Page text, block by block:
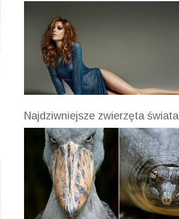
Najdziwniejsze zwierzęta świata